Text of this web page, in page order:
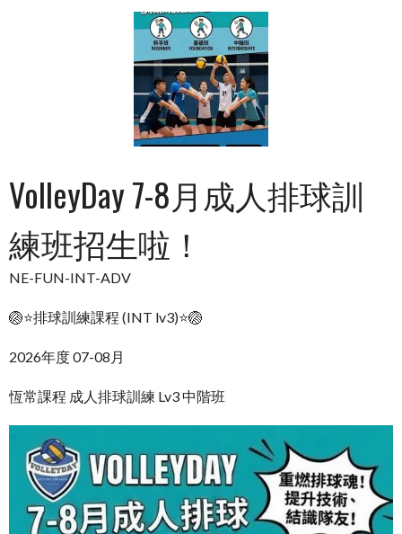
VolleyDay 7-8月成人排球訓
練班招生啦！
NE-FUN-INT-ADV
🏐⭐排球訓練課程 (INT lv3)⭐🏐
2026年度 07-08月
恆常課程 成人排球訓練 Lv3 中階班